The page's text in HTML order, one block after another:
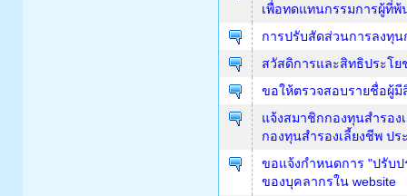
เพื่อทดแทนกรรมการผู้ที่พ้
การปรับสัดส่วนการลงทุน
สวัสดิการและสิทธิประโ
ขอให้ตรวจสอบรายชื่อผู้มี
แจ้งสมาชิกกองทุนสำรอง
กองทุนสำรองเลี้ยงชีพ ปร
ขอแจ้งกำหนดการ "ปรับ
ของบุคลากรใน website